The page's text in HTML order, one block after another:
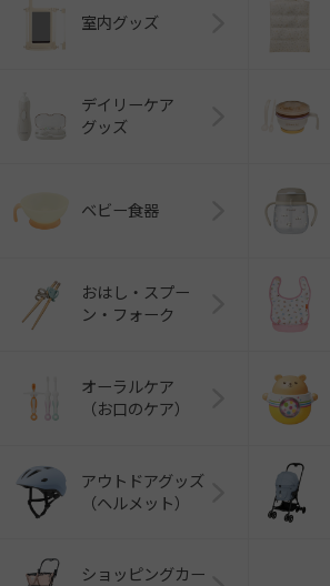
室内グッズ
デイリーケア
グッズ
ベビー食器
おはし・スプー
ン・フォーク
オーラルケア
（お口のケア）
アウトドアグッズ
（ヘルメット）
ショッピングカー